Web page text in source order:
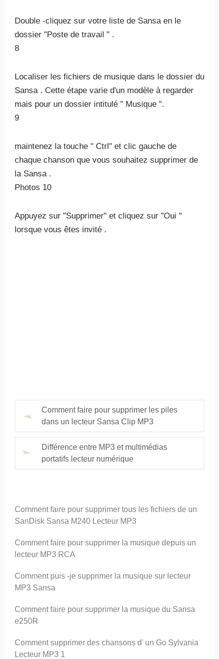
Double -cliquez sur votre liste de Sansa en le
dossier "Poste de travail " .
8
Localiser les fichiers de musique dans le dossier du
Sansa . Cette étape varie d'un modèle à regarder
mais pour un dossier intitulé " Musique ".
9
maintenez la touche " Ctrl" et clic gauche de
chaque chanson que vous souhaitez supprimer de
la Sansa .
Photos 10
Appuyez sur "Supprimer" et cliquez sur "Oui "
lorsque vous êtes invité .
Comment faire pour supprimer les piles
dans un lecteur Sansa Clip MP3
Différence entre MP3 et multimédias
portatifs lecteur numérique
Comment faire pour supprimer tous les fichiers de un
SanDisk Sansa M240 Lecteur MP3
Comment faire pour supprimer la musique depuis un
lecteur MP3 RCA
Comment puis -je supprimer la musique sur lecteur
MP3 Sansa
Comment faire pour supprimer la musique du Sansa
e250R
Comment supprimer des chansons d' un Go Sylvania
Lecteur MP3 1